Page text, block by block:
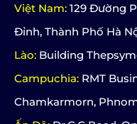
Việt Nam: 129 Đường
Đỉnh, Thành Phố Hà
Lào: Building
Campuchia: RMT
Chamkarmorn,